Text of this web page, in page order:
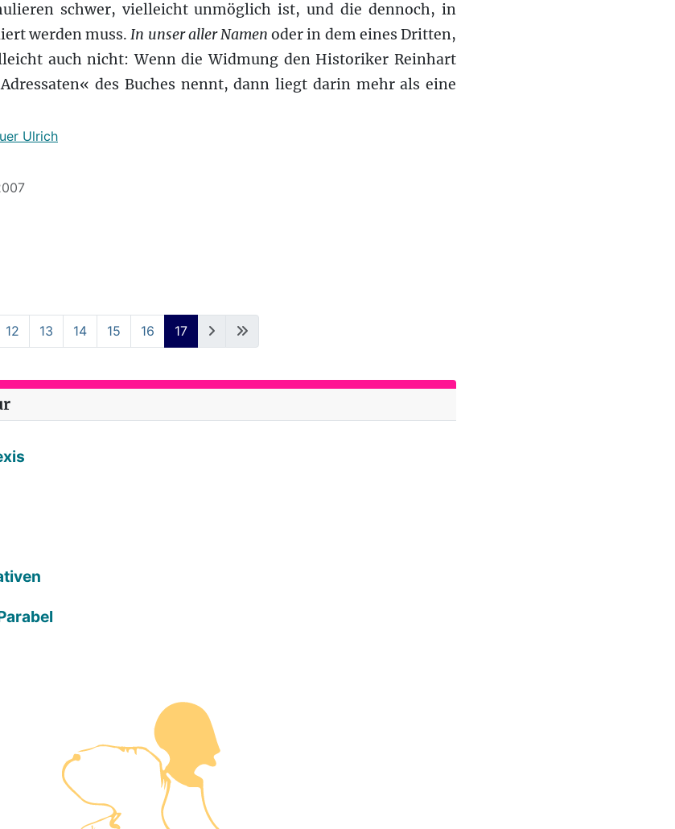
schwer, vielleicht unmöglich ist, und die dennoch, in
werden muss.In unser aller Namen oder in dem eines Dritten,
auch nicht: Wenn die Widmung den Historiker Reinhart
des Buches nennt, dann liegt darin mehr als eine
Ulrich
12 13 14 15 16 17